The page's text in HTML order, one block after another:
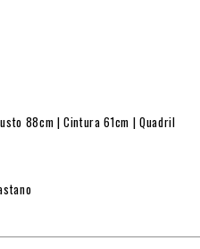
88cm | Cintura 61cm | Quadril